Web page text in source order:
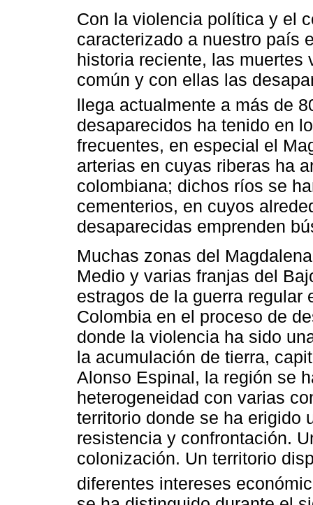
Con la violencia política y el
caracterizado a nuestro país
historia reciente, las muertes
común y con ellas las
llega actualmente a más de
desaparecidos ha tenido en
frecuentes, en especial el
arterias en cuyas riberas ha
colombiana; dichos ríos se
cementerios, en cuyos
desaparecidas emprenden
Muchas zonas del
Medio y varias franjas del
estragos de la guerra regular
Colombia en el proceso de
donde la violencia ha sido
la acumulación de tierra,
Alonso Espinal, la región se
heterogeneidad con varias
territorio donde se ha erigido
resistencia y confrontación.
colonización. Un territorio
diferentes intereses